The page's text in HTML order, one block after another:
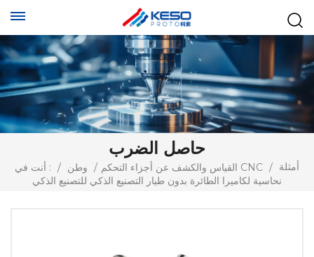
حاصل الضرب
أنت في : / وطن / القياس والكشف عن أجزاء التحكم CNC / أمثلة
نحاسية لكاميرا الطائرة بدون طيار التصنيع الذكي للتصنيع الذكي